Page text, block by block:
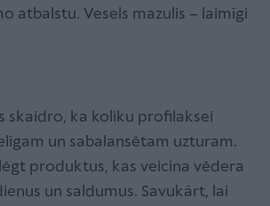
atbalstu. Vesels mazulis – laimīgi
skaidro, ka koliku profilaksei
un sabalansētam uzturam.
produktus, kas veicina vēdera
un saldumus. Savukārt, lai